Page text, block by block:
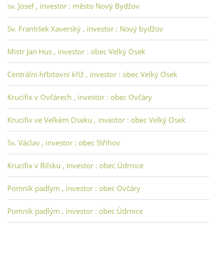
sv. Josef , investor : město Nový Bydžov
Sv. František Xaverský , investor : Nový bydžov
Mistr Jan Hus , investor : obec Velký Osek
Centrální hřbitovní kříž , investor : obec Velký Osek
Krucifix v Ovčárech , investor : obec Ovčáry
Krucifix ve Velkém Oseku , investor : obec Velký Osek
Sv. Václav , investor : obec Střihov
Krucifix v Bílsku , investor : obec Údrnice
Pomník padlým , investor : obec Ovčáry
Pomník padlým , investor : obec Údrnice